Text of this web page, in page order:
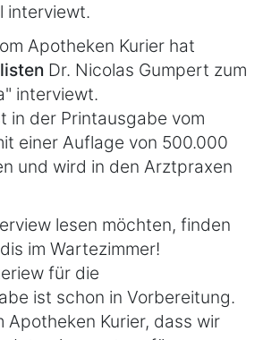
interviewt.
Apotheken Kurier hat
Dr. Nicolas Gumpert zum
interviewt.
in der Printausgabe vom
einer Auflage von 500.000
und wird in den Arztpraxen
lesen möchten, finden
im Wartezimmer!
für die
ist schon in Vorbereitung.
Apotheken Kurier, dass wir